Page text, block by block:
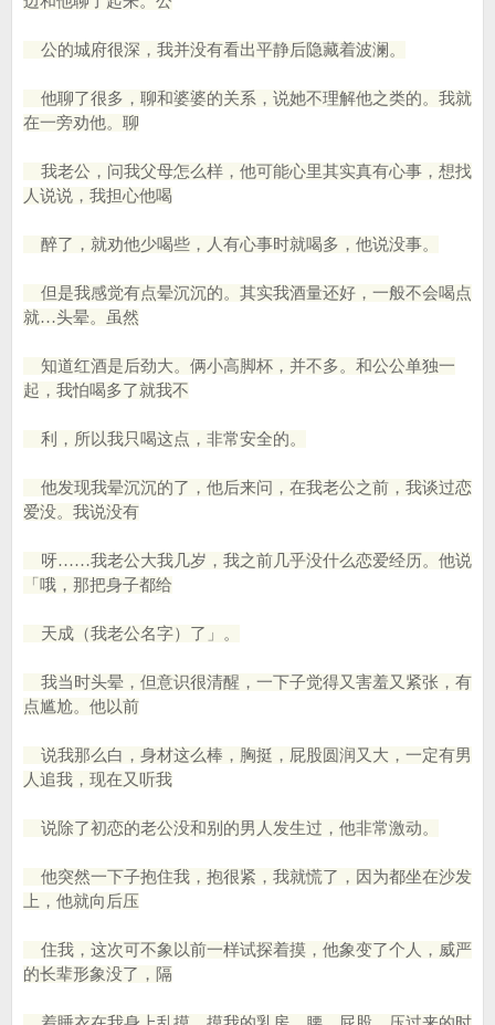
公的城府很深，我并没有看出平静后隐藏着波澜。
他聊了很多，聊和婆婆的关系，说她不理解他之类的。我就
在一旁劝他。聊
我老公，问我父母怎么样，他可能心里其实真有心事，想找
人说说，我担心他喝
醉了，就劝他少喝些，人有心事时就喝多，他说没事。
但是我感觉有点晕沉沉的。其实我酒量还好，一般不会喝点
就…头晕。虽然
知道红酒是后劲大。俩小高脚杯，并不多。和公公单独一
起，我怕喝多了就我不
利，所以我只喝这点，非常安全的。
他发现我晕沉沉的了，他后来问，在我老公之前，我谈过恋
爱没。我说没有
呀……我老公大我几岁，我之前几乎没什么恋爱经历。他说
「哦，那把身子都给
天成（我老公名字）了」。
我当时头晕，但意识很清醒，一下子觉得又害羞又紧张，有
点尴尬。他以前
说我那么白，身材这么棒，胸挺，屁股圆润又大，一定有男
人追我，现在又听我
说除了初恋的老公没和别的男人发生过，他非常激动。
他突然一下子抱住我，抱很紧，我就慌了，因为都坐在沙发
上，他就向后压
住我，这次可不象以前一样试探着摸，他象变了个人，威严
的长辈形象没了，隔